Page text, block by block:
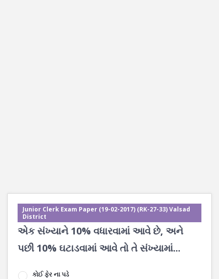
Junior Clerk Exam Paper (19-02-2017) (RK-27-33) Valsad
District
એક સંખ્યાને 10% વધારવામાં આવે છે, અને
પછી 10% ઘટાડવામાં આવે તો તે સંખ્યામાં...
કોઈ ફેર ના પડે